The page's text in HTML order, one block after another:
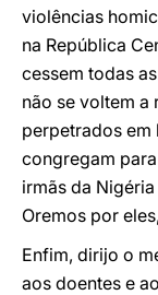
violências
na República
cessem todas
não se voltem a
perpetrados em
congregam
irmãs da
Oremos por
Enfim, dirijo o
aos doentes e